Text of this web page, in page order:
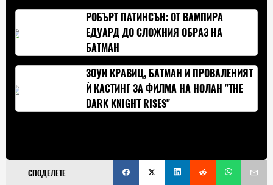
РОБЪРТ ПАТИНСЪН: ОТ ВАМПИРА
ЕДУАРД ДО СЛОЖНИЯ ОБРАЗ НА
БАТМАН
ЗОУИ КРАВИЦ, БАТМАН И ПРОВАЛЕНИЯТ
Ѝ КАСТИНГ ЗА ФИЛМА НА НОЛАН "THE
DARK KNIGHT RISES"
СПОДЕЛЕТЕ